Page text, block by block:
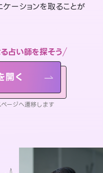
ーションを取ることが
占い師を探そう
開く
ージへ遷移します